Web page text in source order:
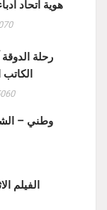
هوية اتحاد
رحلة الدوقة
وطني –
الفيلم